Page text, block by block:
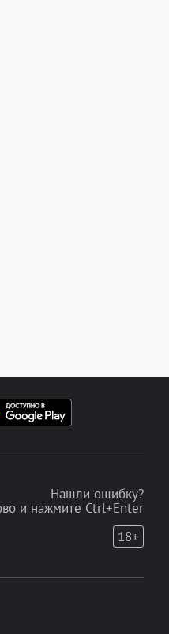
Нашли ошибку?
и нажмите Ctrl+Enter
18+